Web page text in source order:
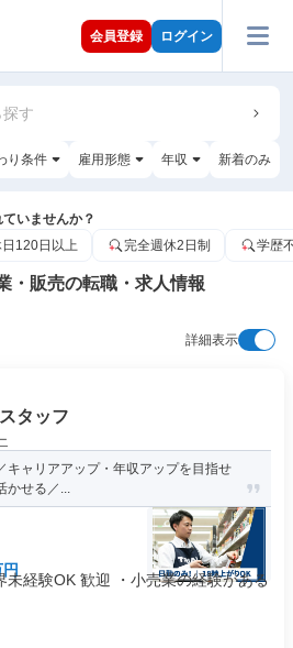
会員登録 ログイン
す
り条件 雇用形態 年収 新着のみ
いませんか？
120日以上 完全週休2日制 学歴
・販売の転職・求人情報
詳細表示
タッフ
キャリアアップ・年収アップを目指せ
かせる／...
未経験OK 歓迎 ・小売業の経験がある